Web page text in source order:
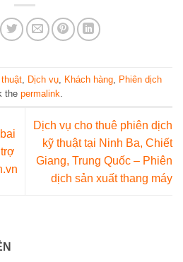
thuật Dịch vụ Khách hàng
Phiên dịch
the permalink
Dịch vụ cho thuê phiên dịch
kỹ thuật tại Ninh Ba, Chiết
Giang, Trung Quốc – Phiên
dịch sản xuất thang máy